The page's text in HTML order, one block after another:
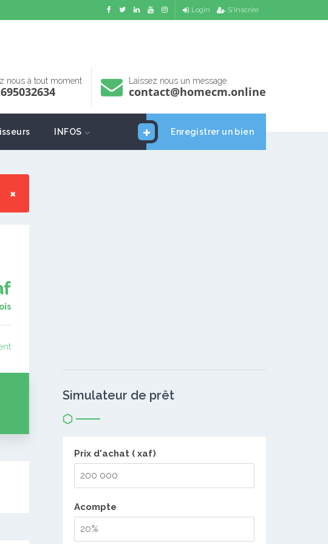
Login S'inscrire
nous à tout moment Laissez nous un message
contact@homecm.online
Enregistrer un bien
INFOS
×
Simulateur de prêt
Prix d'achat ( xaf)
Acompte